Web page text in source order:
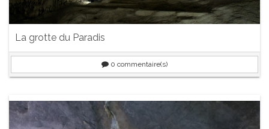
La grotte du Paradis
0 commentaire(s)